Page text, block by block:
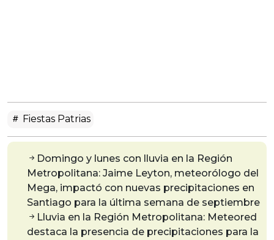
Fiestas Patrias
Domingo y lunes con lluvia en la Región
Metropolitana: Jaime Leyton, meteorólogo del
Mega, impactó con nuevas precipitaciones en
Santiago para la última semana de septiembre
Lluvia en la Región Metropolitana: Meteored
destaca la presencia de precipitaciones para la